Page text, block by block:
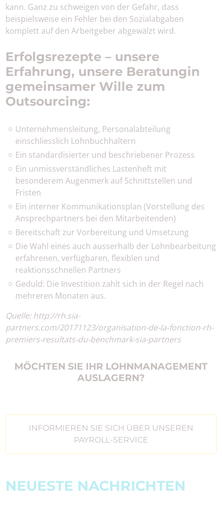
kann. Ganz zu schweigen von der Gefahr, dass
beispielsweise ein Fehler bei den Sozialabgaben
komplett auf den Arbeitgeber abgewälzt wird.
Erfolgsrezepte – unsere
Erfahrung, unsere Beratungin
gemeinsamer Wille zum
Outsourcing:
Unternehmensleitung, Personalabteilung
einschliesslich Lohnbuchhaltern
Ein standardisierter und beschriebener Prozess
Ein unmissverständliches Lastenheft mit
besonderem Augenmerk auf Schnittstellen und
Fristen
Ein interner Kommunikationsplan (Vorstellung des
Ansprechpartners bei den Mitarbeitenden)
Bereitschaft zur Vorbereitung und Umsetzung
Die Wahl eines auch ausserhalb der Lohnbearbeitung
erfahrenen, verfügbaren, flexiblen und
reaktionsschnellen Partners
Geduld: Die Investition zahlt sich in der Regel nach
mehreren Monaten aus.
Quelle: http://rh.sia-
partners.com/20171123/organisation-de-la-fonction-rh-
premiers-resultats-du-benchmark-sia-partners
MÖCHTEN SIE IHR LOHNMANAGEMENT
AUSLAGERN?
INFORMIEREN SIE SICH ÜBER UNSEREN
PAYROLL-SERVICE
NEUESTE NACHRICHTEN